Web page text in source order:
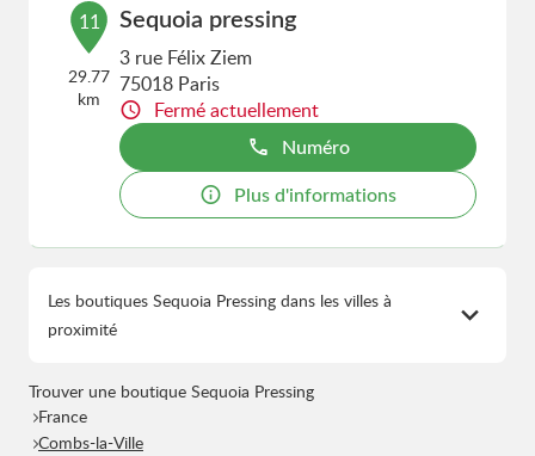
11
29.77
km
Sequoia pressing
3 rue Félix Ziem
75018 Paris
Fermé actuellement
Numéro
Plus d'informations
Les boutiques Sequoia Pressing dans les villes à
proximité
Trouver une boutique Sequoia Pressing
France
Combs-la-Ville